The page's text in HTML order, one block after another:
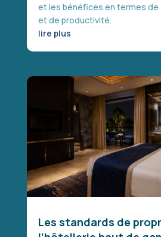
et les bénéfices en termes
et de productivité.
lire plus
Les standards de